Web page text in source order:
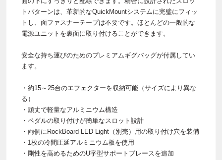
トパターンは、革新的なQuickMountシステムに完璧にフィッ
トし、面ファスナーテープは不要です。ほとんどの一般的な
電源ユニットを裏面に取り付けることができます。
安全な持ち運びのためのプレミアムギグバッグが付属してい
ます。
・約15～25台のエフェクターを収納可能（サイズにより異な
る）
・頑丈で軽量なアルミニウム構造
・ペダルの取り付けが簡単なスロット設計
・両側にRockBoard LED Light（別売）用の取り付け穴を装備
・1枚の冷間圧延アルミニウム板を使用
・剛性を高めるためのU字型サポートブレースを追加